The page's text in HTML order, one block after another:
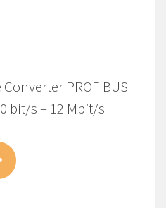
PROFIBUS
bit/s – 12 Mbit/s